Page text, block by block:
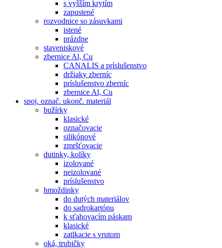
s vyšším krytím
zapustené
rozvodnice so zásuvkami
istené
prázdne
staveniskové
zbernice Al, Cu
CANALIS a príslušenstvo
držiaky zberníc
príslušenstvo zberníc
zbernice Al, Cu
spoj. označ. ukonč. materiál
bužírky
klasické
označovacie
silikónové
zmršťovacie
dutinky, kolíky
izolované
neizolované
príslušenstvo
hmoždinky
do dutých materiálov
do sadrokartónu
k sťahovacím páskam
klasické
zatlkacie s vrutom
oká, trubičky